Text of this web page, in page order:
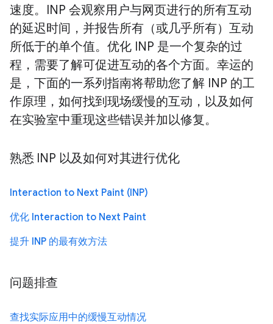
速度。INP 会观察用户与网页进行的所有互动
的延迟时间，并报告所有（或几乎所有）互动
所低于的单个值。优化 INP 是一个复杂的过
程，需要了解可促进互动的各个方面。幸运的
是，下面的一系列指南将帮助您了解 INP 的工
作原理，如何找到现场缓慢的互动，以及如何
在实验室中重现这些错误并加以修复。
熟悉 INP 以及如何对其进行优化
Interaction to Next Paint (INP)
优化 Interaction to Next Paint
提升 INP 的最有效方法
问题排查
查找实际应用中的缓慢互动情况